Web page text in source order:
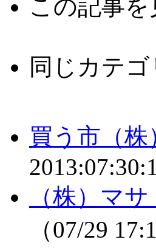
この記事
同じカテ
買う市（
（株）マ
（07/29